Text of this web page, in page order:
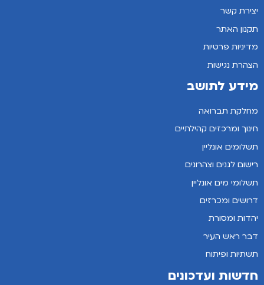
יצירת קשר
תקנון האתר
מדיניות פרטיות
הצהרת נגישות
מידע לתושב
מחלקת תברואה
חינוך ומרכזים קהילתיים
תשלומים אונליין
רישום לגנים וצהרונים
תשלומי מים אונליין
דרושים ומכרזים
יהדות ומסורת
דבר ראש העיר
תשתיות ופיתוח
חדשות ועדכונים